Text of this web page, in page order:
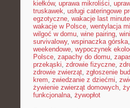
kiełków, uprawa mikroliści,
truskawek, usługi cateringowe
egzotyczne, wakacje last minute
wakacje w Polsce, wentylacja
wilgoć w domu, wine pairing,
survivalowy, wspinaczka górska,
weekendowe, wypoczynek
Polsce, zapachy do domu,
przekąski, zdrowie fizyczne,
zdrowie zwierząt, zgłoszenie
krem, zwiedzanie z dziećmi,
żywienie zwierząt domowych,
funkcjonalna, żywopłot